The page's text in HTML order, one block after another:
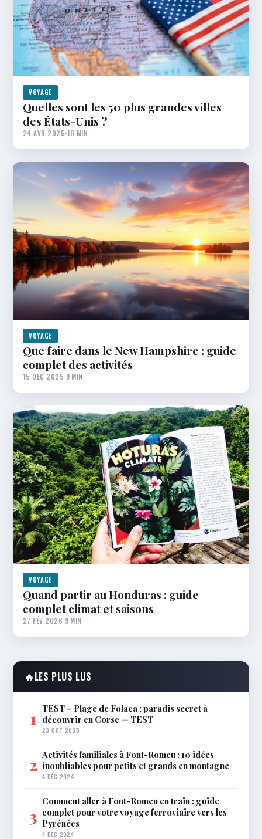
VOYAGE
Quelles sont les 50 plus grandes villes
des États-Unis ?
24 AVR 2025·18 MIN
VOYAGE
Que faire dans le New Hampshire : guide
complet des activités
15 DÉC 2025·9 MIN
VOYAGE
Quand partir au Honduras : guide
complet climat et saisons
27 FÉV 2026·9 MIN
🔥LES PLUS LUS
1
TEST – Plage de Folaca : paradis secret à
découvrir en Corse — TEST
23 OCT 2025
2 Activités familiales à Font-Romeu : 10 idées
inoubliables pour petits et grands en montagne
4 DÉC 2024
3
Comment aller à Font-Romeu en train : guide
complet pour votre voyage ferroviaire vers les
Pyrénées
4 DÉC 2024